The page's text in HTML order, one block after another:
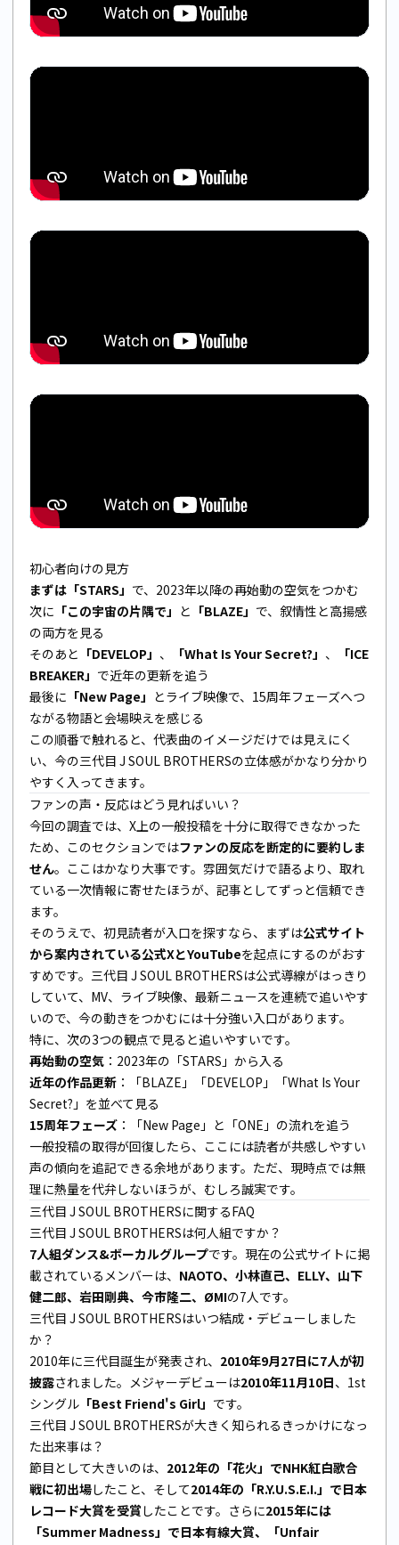
初心者向けの見方
まずは「STARS」 で、2023年以降の再始動の空気をつかむ
次に 「この宇宙の片隅で」 と 「BLAZE」 で、叙情性と高揚感
の両方を見る
そのあと 「DEVELOP」 、 「What Is Your Secret?」 、
「ICE
BREAKER」 で近年の更新を追う
最後に 「New Page」 とライブ映像で、15周年フェーズへつ
ながる物語と会場映えを感じる
この順番で触れると、代表曲のイメージだけでは見えにく
い、今の三代目 J SOUL BROTHERSの立体感がかなり分かり
やすく入ってきます。
ファンの声・反応はどう見ればいい？
今回の調査では、X上の一般投稿を十分に取得できなかった
ため、このセクションではファンの反応を断定的に要約しま
せん。ここはかなり大事です。雰囲気だけで語るより、取れ
ている一次情報に寄せたほうが、記事としてずっと信頼でき
ます。
そのうえで、初見読者が入口を探すなら、まずは公式サイト
から案内されている公式XとYouTubeを起点にするのがおす
すめです。三代目 J SOUL BROTHERSは公式導線がはっきり
していて、MV、ライブ映像、最新ニュースを連続で追いやす
いので、今の動きをつかむには十分強い入口があります。
特に、次の3つの観点で見ると追いやすいです。
再始動の空気 ：2023年の「STARS」から入る
近年の作品更新 ：「BLAZE」「DEVELOP」「What Is Your
Secret?」を並べて見る
15周年フェーズ ：「New Page」と「ONE」の流れを追う
一般投稿の取得が回復したら、ここには読者が共感しやすい
声の傾向を追記できる余地があります。ただ、現時点では無
理に熱量を代弁しないほうが、むしろ誠実です。
三代目 J SOUL BROTHERSに関するFAQ
三代目 J SOUL BROTHERSは何人組ですか？
7人組ダンス&ボーカルグループです。現在の公式サイトに掲
載されているメンバーは、 NAOTO、小林直己、ELLY、山下
健二郎、岩田剛典、今市隆二、ØMIの7人です。
三代目 J SOUL BROTHERSはいつ結成・デビューしました
か？
2010年に三代目誕生が発表され、 2010年9月27日に7人が初
披露されました。メジャーデビューは2010年11月10日、1st
シングル 「Best Friend's Girl」 です。
三代目 J SOUL BROTHERSが大きく知られるきっかけになっ
た出来事は？
節目として大きいのは、 2012年の「花火」でNHK紅白歌合
戦に初出場したこと、そして2014年の「R.Y.U.S.E.I.」で日本
レコード大賞を受賞 したことです。さらに2015年には
「Summer Madness」で日本有線大賞、「Unfair